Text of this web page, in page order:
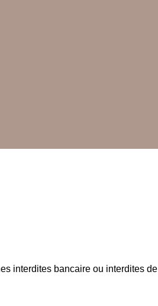
interdites bancaire ou interdites de